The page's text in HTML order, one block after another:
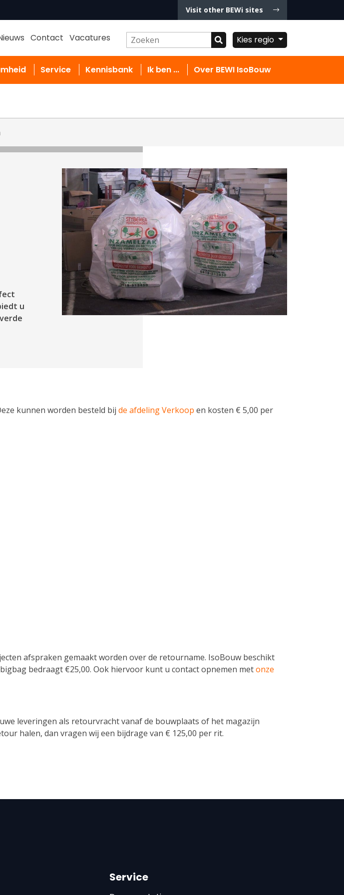
Visit other BEWi sites
Contact Vacatures Kies regio
Service Kennisbank Ik ben ... Over BEWI IsoBouw
u
kunnen worden besteld bij de afdeling Verkoop en kosten € 5,00 per
afspraken gemaakt worden over de retourname. IsoBouw beschikt
bedraagt €25,00. Ook hiervoor kunt u contact opnemen metonze
leveringen als retourvracht vanaf de bouwplaats of het magazijn
halen, dan vragen wij een bijdrage van € 125,00 per rit.
Service